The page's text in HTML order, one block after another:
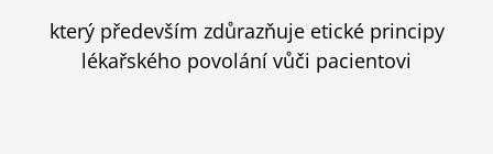
který především zdůrazňuje etické principy
lékařského povolání vůči pacientovi